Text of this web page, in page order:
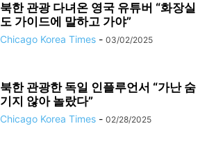
북한 관광 다녀온 영국 유튜버 “화장실
도 가이드에 말하고 가야”
Chicago Korea Times - 03/02/2025
북한 관광한 독일 인플루언서 “가난 숨
기지 않아 놀랐다”
Chicago Korea Times - 02/28/2025